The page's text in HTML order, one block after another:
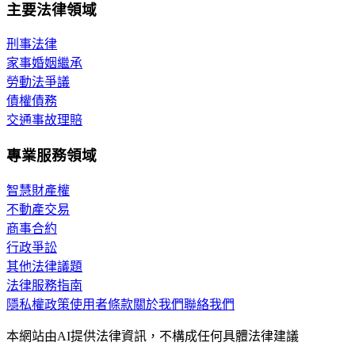
主要法律領域
刑事法律
家事婚姻繼承
勞動法爭議
債權債務
交通事故理賠
專業服務領域
智慧財產權
不動產交易
商事合約
行政爭訟
其他法律議題
法律服務指南
隱私權政策使用者條款關於我們聯絡我們
本網站由AI提供法律資訊，不構成任何具體法律建議